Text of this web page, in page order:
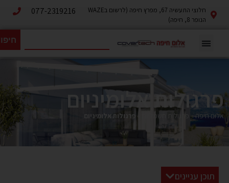
חלוצי התעשיה 67, מפרץ חיפה (לרשום בWAZE
הנופר 8, חיפה)
077-2319216
פרגולות אלומיניום
אלום חיפה» פרגולות חשמליות » פרגולות אלומיניום
תוכן עניינים